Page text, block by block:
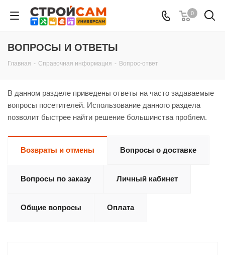
0
ВОПРОСЫ И ОТВЕТЫ
Главная - Справочная информация - Вопрос-ответ
В данном разделе приведены ответы на часто задаваемые
вопросы посетителей. Использование данного раздела
позволит быстрее найти решение большинства проблем.
Возвраты и отмены Вопросы о доставке
Вопросы по заказу Личный кабинет
Общие вопросы Оплата